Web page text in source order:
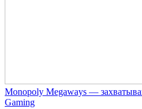
Monopoly Megaways —
Gaming